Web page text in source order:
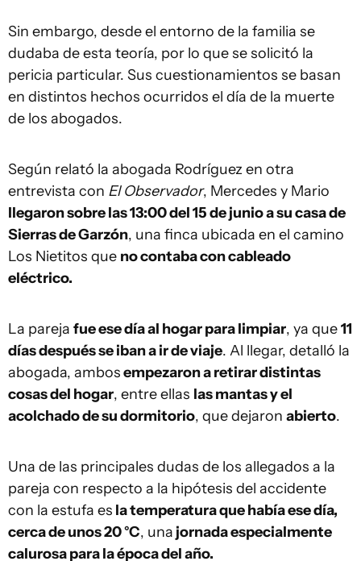
Sin embargo, desde el entorno de la familia se
dudaba de esta teoría, por lo que se solicitó la
pericia particular. Sus cuestionamientos se basan
en distintos hechos ocurridos el día de la muerte
de los abogados.
Según relató la abogada Rodríguez en otra
entrevista con El Observador, Mercedes y Mario
llegaron sobre las 13:00 del 15 de junio a su casa de
Sierras de Garzón, una finca ubicada en el camino
Los Nietitos que no contaba con cableado
eléctrico.
La pareja fue ese día al hogar para limpiar, ya que11
días después se iban a ir de viaje. Al llegar, detalló la
abogada, ambosempezaron a retirar distintas
cosas del hogar, entre ellas las mantas y el
acolchado de su dormitorio, que dejaron abierto.
Una de las principales dudas de los allegados a la
pareja con respecto a la hipótesis del accidente
con la estufa es la temperatura que había ese día,
cerca de unos 20 °C, una jornada especialmente
calurosa para la época del año.